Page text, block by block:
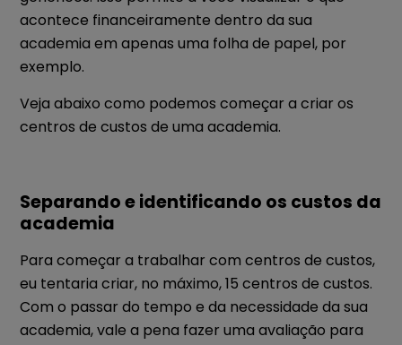
acontece financeiramente dentro da sua
academia em apenas uma folha de papel, por
exemplo.
Veja abaixo como podemos começar a criar os
centros de custos de uma academia.
Separando e identificando os custos da
academia
Para começar a trabalhar com centros de custos,
eu tentaria criar, no máximo, 15 centros de custos.
Com o passar do tempo e da necessidade da sua
academia, vale a pena fazer uma avaliação para